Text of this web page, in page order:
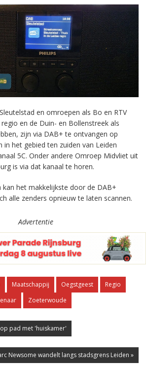
en omroepen als Bo en RTV
en de Duin- en Bollenstreek als
zijn via DAB+ te ontvangen op
in het gebied ten zuiden van Leiden
5C. Onder andere Omroep Midvliet uit
is via dat kanaal te horen.
kan het makkelijkste door de DAB+
alle zenders opnieuw te laten scannen.
Advertentie
Maatschappij Oegstgeest
Regio
Zoeterwoude
pad met 'huiskamer'
Newsome wandelt langs stadsgrens Leiden »